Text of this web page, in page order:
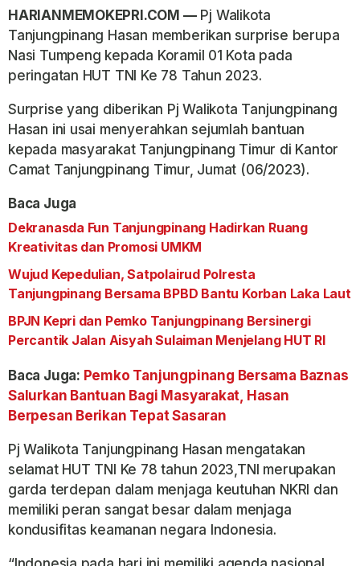
HARIANMEMOKEPRI.COM —Pj Walikota
Tanjungpinang Hasan memberikan surprise berupa
Nasi Tumpeng kepada Koramil 01 Kota pada
peringatan HUT TNI Ke 78 Tahun 2023.
Surprise yang diberikan Pj Walikota Tanjungpinang
Hasan ini usai menyerahkan sejumlah bantuan
kepada masyarakat Tanjungpinang Timur di Kantor
Camat Tanjungpinang Timur, Jumat (06/2023).
Baca Juga
Dekranasda Fun Tanjungpinang Hadirkan Ruang
Kreativitas dan Promosi UMKM
Wujud Kepedulian, Satpolairud Polresta
Tanjungpinang Bersama BPBD Bantu Korban Laka Laut
BPJN Kepri dan Pemko Tanjungpinang Bersinergi
Percantik Jalan Aisyah Sulaiman Menjelang HUT RI
Baca Juga: Pemko Tanjungpinang Bersama Baznas
Salurkan Bantuan Bagi Masyarakat, Hasan
Berpesan Berikan Tepat Sasaran
Pj Walikota Tanjungpinang Hasan mengatakan
selamat HUT TNI Ke 78 tahun 2023,TNI merupakan
garda terdepan dalam menjaga keutuhan NKRI dan
memiliki peran sangat besar dalam menjaga
kondusifitas keamanan negara Indonesia.